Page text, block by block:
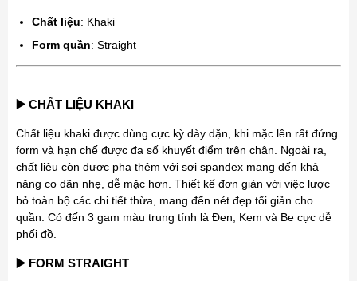
Chất liệu: Khaki
Form quần: Straight
▶️ CHẤT LIỆU KHAKI
Chất liệu khaki được dùng cực kỳ dày dặn, khi mặc lên rất đứng
form và hạn chế được đa số khuyết điểm trên chân. Ngoài ra,
chất liệu còn được pha thêm với sợi spandex mang đến khả
năng co dãn nhẹ, dễ mặc hơn. Thiết kế đơn giản với việc lược
bỏ toàn bộ các chi tiết thừa, mang đến nét đẹp tối giản cho
quần. Có đến 3 gam màu trung tính là Đen, Kem và Be cực dễ
phối đồ.
▶️ FORM STRAIGHT